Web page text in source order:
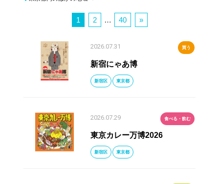
1 2 … 40 »
2026.07.31 買う
新宿にゃあ博
新宿区 東京都
2026.07.29 食べる・飲む
東京カレー万博2026
新宿区 東京都